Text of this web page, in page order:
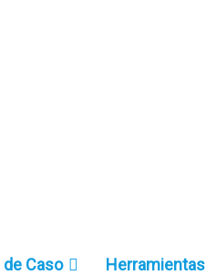
Caso Herramientas